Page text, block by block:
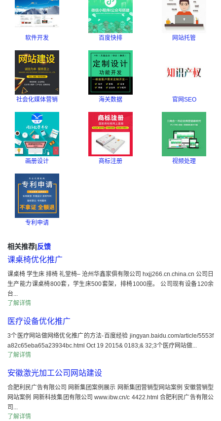
软件开发 百度快排 网站托管
社会化媒体营销 海关数据 官网SEO
画册设计 商标注册 视频处理
专利申请
相关推荐|反馈
课桌椅优化推广
课桌椅 学生床 排椅 礼堂椅– 沧州华鑫家俱有限公司 hxjj266.cn.china.cn 公司日
生产能力课桌椅800套，学生床500套架，排椅1000座。 公司现有设备120余
台...
了解详情
医疗设备优化推广
3个医疗网站做网络优化推广的方法-百度经验 jingyan.baidu.com/article/5553f
a82c65eba65a23934bc.html Oct 19 2015& 0183;& 32;3个医疗网站做...
了解详情
安徽激光加工公司网站建设
合肥利民广告有限公司 网新集团案例展示 网新集团营销型网站案例 安徽营销型
网站案例 网新科技集团有限公司 www.ibw.cn/c 4422.html 合肥利民广告有限公
司...
了解详情